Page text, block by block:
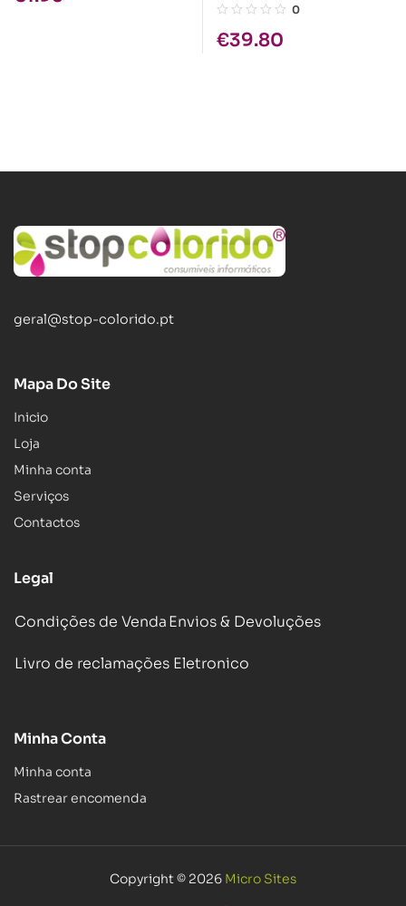
727 Preto Mate
0
€39.80
geral@stop-colorido.pt
Mapa Do Site
Inicio
Loja
Minha conta
Serviços
Contactos
Legal
Condições de VendaEnvios & Devoluções
Livro de reclamações Eletronico
Minha Conta
Minha conta
Rastrear encomenda
Copyright © 2026 Micro Sites